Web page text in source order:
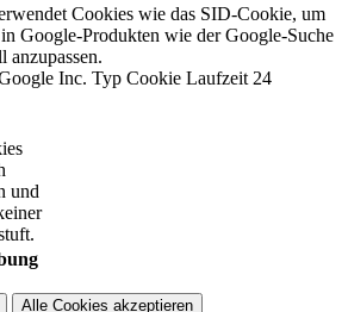
Cookies wie das SID-Cookie, um
Google-Produkten wie der Google-Suche
anzupassen.
Inc. Typ Cookie Laufzeit 24
und
Alle Cookies akzeptieren